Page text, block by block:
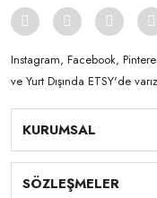
Instagram, Facebook,
ve Yurt Dışında ETSY'de
KURUMSAL
SÖZLEŞMELER